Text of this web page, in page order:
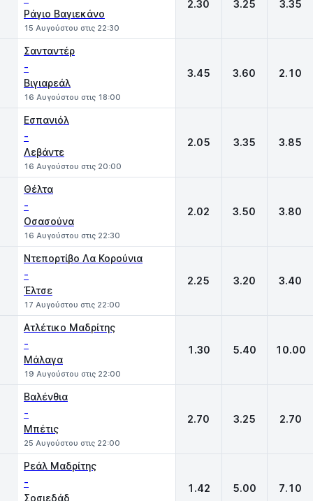
Ράγιο Βαγιεκάνο
15 Αυγούστου στις 22:30
2.30 3.25 3.35
Σανταντέρ
-
Βιγιαρεάλ
16 Αυγούστου στις 18:00
3.45 3.60 2.10
Εσπανιόλ
-
Λεβάντε
16 Αυγούστου στις 20:00
2.05 3.35 3.85
Θέλτα
-
Οσασούνα
16 Αυγούστου στις 22:30
2.02 3.50 3.80
Ντεπορτίβο Λα Κορούνια
-
Έλτσε
17 Αυγούστου στις 22:00
2.25 3.20 3.40
Ατλέτικο Μαδρίτης
-
Μάλαγα
19 Αυγούστου στις 22:00
1.30 5.40 10.00
Βαλένθια
-
Μπέτις
25 Αυγούστου στις 22:00
2.70 3.25 2.70
Ρεάλ Μαδρίτης
-
Σοσιεδάδ
1.42 5.00 7.10